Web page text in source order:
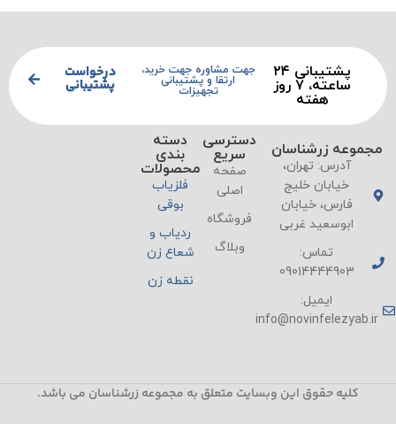
پشتیبانی ۲۴
ساعته، ۷ روز
هفته
جهت مشاوره جهت خرید،
ارتقا و پشتیبانی
تجهیزات
درخواست
پشتیبانی
مجموعه زرشناسان
آدرس: تهران،
خیابان خلیج
فارس، خیابان
ابوسعید غربی
تماس:
09014444903
ایمیل:
info@novinfelezyab.ir
دسترسی
سریع
صفحه
اصلی
فروشگاه
وبلاگ
دسته
بندی
محصولات
فلزیاب
بوقی
ردیاب و
شعاع زن
نقطه زن
کلیه حقوق این وبسایت متعلق به مجموعه زرشناسان می باشد.